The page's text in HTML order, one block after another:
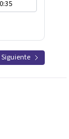
Siguiente